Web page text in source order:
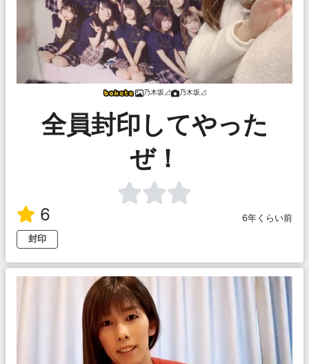
乃木坂⊿ 乃木坂⊿
全員封印してやった
ぜ！
6
6年くらい前
封印